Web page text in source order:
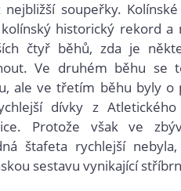
soupeřky.
historický rekord a
čtyř běhů, zda je
Ve druhém běhu se
ale ve třetím běhu byly o
dívky z
Protože však ve
štafeta rychlejší
sestavu vynikající